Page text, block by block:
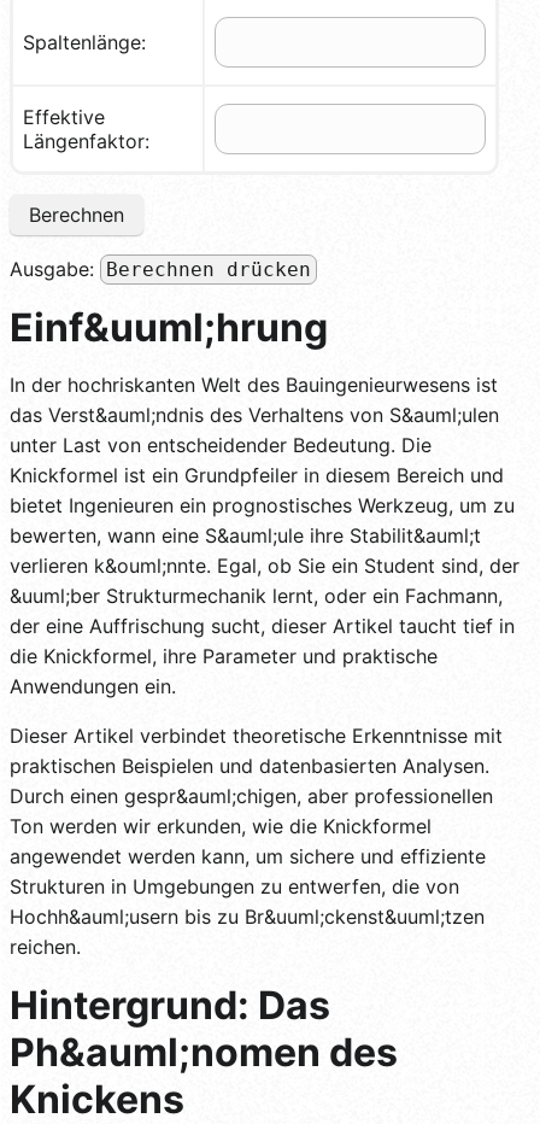
Spaltenlänge:
Effektive
Längenfaktor:
Berechnen
Ausgabe: Berechnen drücken
Einf&uuml;hrung
In der hochriskanten Welt des Bauingenieurwesens ist
das Verst&auml;ndnis des Verhaltens von S&auml;ulen
unter Last von entscheidender Bedeutung. Die
Knickformel ist ein Grundpfeiler in diesem Bereich und
bietet Ingenieuren ein prognostisches Werkzeug, um zu
bewerten, wann eine S&auml;ule ihre Stabilit&auml;t
verlieren k&ouml;nnte. Egal, ob Sie ein Student sind, der
&uuml;ber Strukturmechanik lernt, oder ein Fachmann,
der eine Auffrischung sucht, dieser Artikel taucht tief in
die Knickformel, ihre Parameter und praktische
Anwendungen ein.
Dieser Artikel verbindet theoretische Erkenntnisse mit
praktischen Beispielen und datenbasierten Analysen.
Durch einen gespr&auml;chigen, aber professionellen
Ton werden wir erkunden, wie die Knickformel
angewendet werden kann, um sichere und effiziente
Strukturen in Umgebungen zu entwerfen, die von
Hochh&auml;usern bis zu Br&uuml;ckenst&uuml;tzen
reichen.
Hintergrund: Das
Ph&auml;nomen des
Knickens